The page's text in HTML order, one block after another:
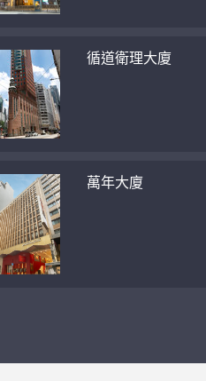
循道衛理大廈
萬年大廈